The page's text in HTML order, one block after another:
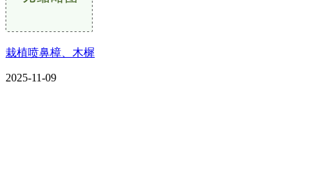
栽植喷鼻樟、木樨
2025-11-09